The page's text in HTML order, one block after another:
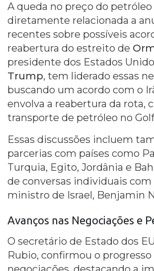
A queda no preço do petróleo
diretamente relacionada a
recentes sobre possíveis
reabertura do estreito de
presidente dos Estados
Trump, tem liderado essas
buscando um acordo com o
envolva a reabertura da rota,
transporte de petróleo no
Essas discussões incluem
parcerias com países como
Turquia, Egito, Jordânia e
de conversas individuais
ministro de Israel, Benjamin
Avanços nas Negociações e
O secretário de Estado dos
Rubio, confirmou o progresso